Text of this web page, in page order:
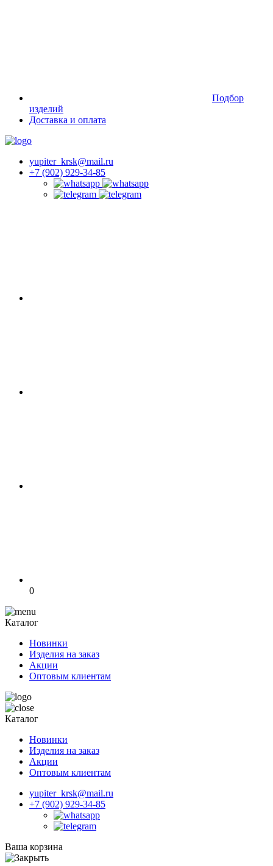
Подбор
изделий
Доставка и оплата
yupiter_krsk@mail.ru
+7 (902) 929-34-85
0
Каталог
Новинки
Изделия на заказ
Акции
Оптовым клиентам
Каталог
Новинки
Изделия на заказ
Акции
Оптовым клиентам
yupiter_krsk@mail.ru
+7 (902) 929-34-85
Ваша корзина